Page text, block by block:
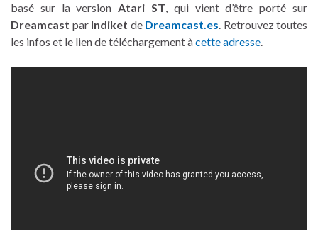
basé sur la versionAtari ST, qui vient d’être porté sur
Dreamcast par Indiket de Dreamcast.es. Retrouvez toutes
les infos et le lien de téléchargement àcette adresse.